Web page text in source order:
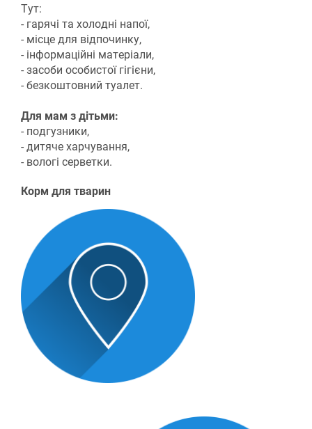
Тут:
- гарячі та холодні напої,
- місце для відпочинку,
- інформаційні матеріали,
- засоби особистої гігієни,
- безкоштовний туалет.
Для мам з дітьми:
- подгузники,
- дитяче харчування,
- вологі серветки.
Корм для тварин